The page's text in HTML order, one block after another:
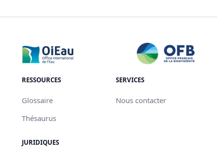
RESSOURCES
Glossaire
Thésaurus
SERVICES
Nous contacter
JURIDIQUES